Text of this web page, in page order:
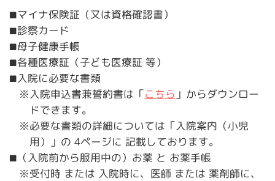
■マイナ保険証（又は資格確認書）
■診察カード
■母子健康手帳
■各種医療証（子ども医療証 等）
■入院に必要な書類
※入院申込書兼誓約書は「こちら 」からダウンロー
ドできます。
※必要な書類の詳細については「入院案内（小児
用）」の 4ページに 記載しております。
■ （入院前から服用中の）お薬 と お薬手帳
※受付時 または 入院時に、医師 または 薬剤師に、